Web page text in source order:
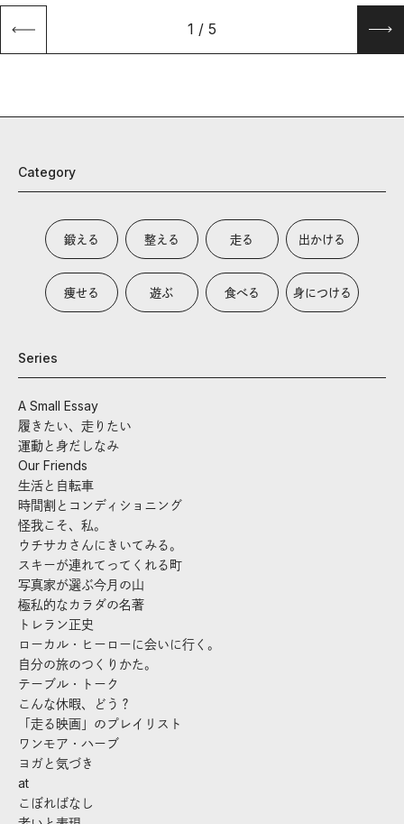
1 / 5
Category
鍛える 整える 走る 出かける
痩せる 遊ぶ 食べる 身につける
Series
A Small Essay
履きたい、走りたい
運動と身だしなみ
Our Friends
生活と自転車
時間割とコンディショニング
怪我こそ、私。
ウチサカさんにきいてみる。
スキーが連れてってくれる町
写真家が選ぶ今月の山
極私的なカラダの名著
トレラン正史
ローカル・ヒーローに会いに行く。
自分の旅のつくりかた。
テーブル・トーク
こんな休暇、どう？
「走る映画」のプレイリスト
ワンモア・ハーブ
ヨガと気づき
at
こぼればなし